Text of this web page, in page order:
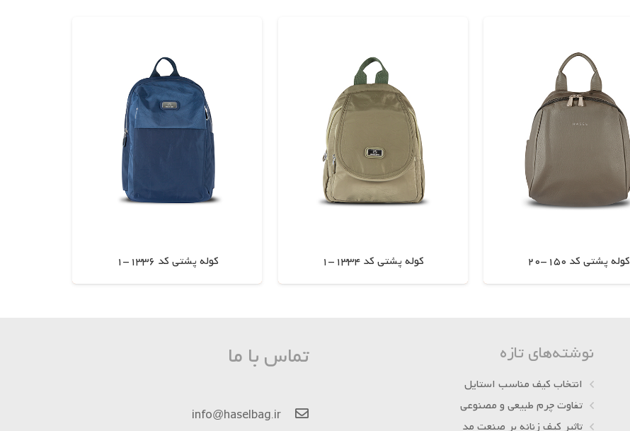
کوله پشتی کد 150-20
اطلاعات بیشتر
کوله پشتی کد 1334-1
اطلاعات بیشتر
کوله پشتی کد 1336-1
اطلاعات بیشتر
نوشته‌های تازه
انتخاب کیف مناسب استایل
تفاوت چرم طبیعی و مصنوعی
تاثیر کیف زنانه بر صنعت مد
تماس با ما
info@haselbag.ir